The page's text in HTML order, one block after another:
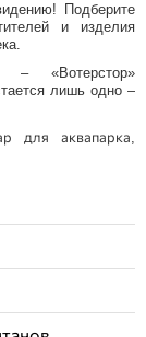
Подберите
и изделия
– «Вотерстор»
лишь одно –
для аквапарка,